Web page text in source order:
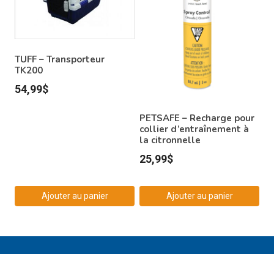
variations.
sur
la
page
produit
TUFF – Transporteur
TK200
54,99$
Ajouter au panier
PETSAFE – Recharge pour
collier d’entraînement à
la citronnelle
25,99$
Ajouter au panier